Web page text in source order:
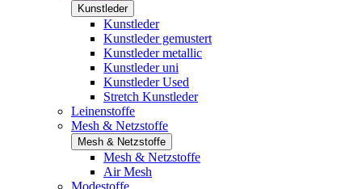
Kunstleder
Kunstleder
Kunstleder gemustert
Kunstleder metallic
Kunstleder uni
Kunstleder Used
Stretch Kunstleder
Leinenstoffe
Mesh & Netzstoffe
Mesh & Netzstoffe
Mesh & Netzstoffe
Air Mesh
Modestoffe